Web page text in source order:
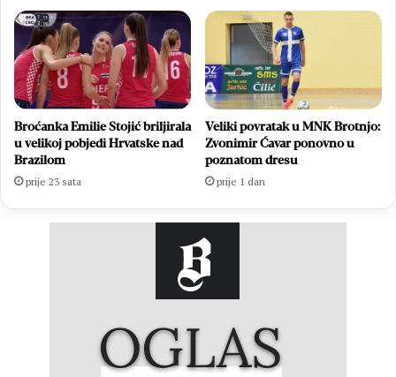
Broćanka Emilie Stojić briljirala
u velikoj pobjedi Hrvatske nad
Brazilom
prije 23 sata
Veliki povratak u MNK Brotnjo:
Zvonimir Ćavar ponovno u
poznatom dresu
prije 1 dan